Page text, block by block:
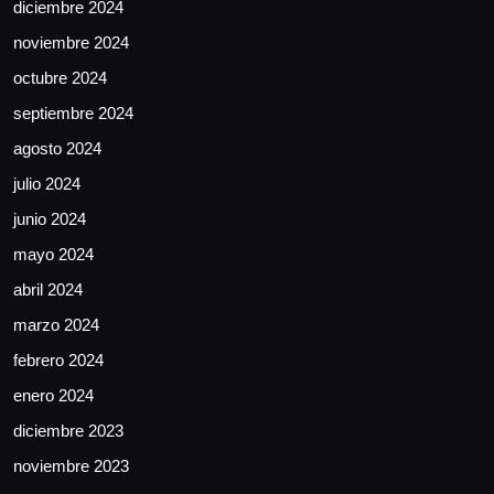
diciembre 2024
noviembre 2024
octubre 2024
septiembre 2024
agosto 2024
julio 2024
junio 2024
mayo 2024
abril 2024
marzo 2024
febrero 2024
enero 2024
diciembre 2023
noviembre 2023